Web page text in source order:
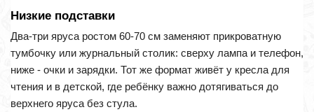
Низкие подставки
Два-три яруса ростом 60-70 см заменяют прикроватную
тумбочку или журнальный столик: сверху лампа и телефон,
ниже - очки и зарядки. Тот же формат живёт у кресла для
чтения и в детской, где ребёнку важно дотягиваться до
верхнего яруса без стула.